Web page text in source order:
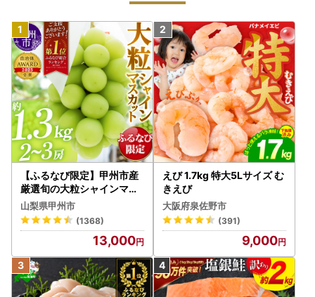
【ふるなび限定】甲州市産
厳選旬の大粒シャインマス
カット 約1.3kg 2～3房【2
026年発送】（MG）B12-
472 FN-Limited-VO シャ
インマスカット フルーツ
山梨県甲州市
(1368)
13,000
えび 1.7kg 特大5Lサイズ む
きえび
大阪府泉佐野市
(391)
9,000